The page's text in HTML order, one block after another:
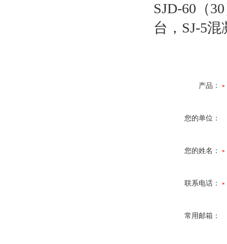
SJD-60（
台，SJ-5
产品：
您的单位：
您的姓名：
联系电话：
常用邮箱：